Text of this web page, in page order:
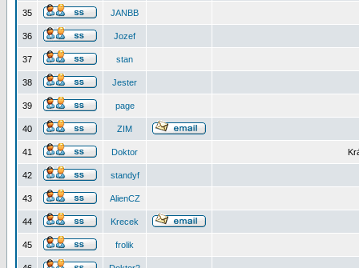
35 JANBB
36 Jozef
37 stan
38 Jester
39 page
40 ZIM
41 Doktor
42 standyf
43 AlienCZ
44 Krecek
45 frolik